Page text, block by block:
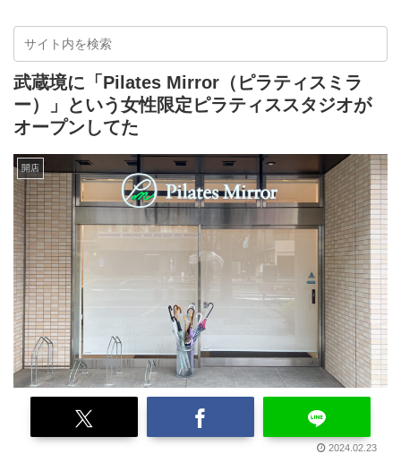
武蔵境に「Pilates Mirror（ピラティスミラ
ー）」という女性限定ピラティススタジオが
オープンしてた
開店
2024.02.23